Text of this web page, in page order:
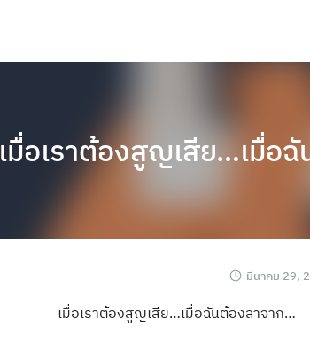
เมื่อเราต้องสูญเสีย…เมื่อ
มีนาคม 29,
เมื่อเราต้องสูญเสีย…เมื่อฉันต้องลาจาก…